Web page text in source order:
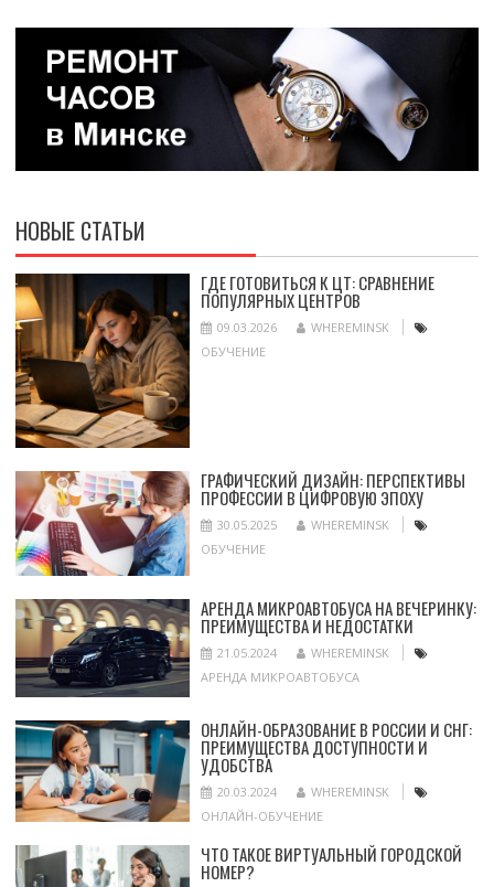
НОВЫЕ СТАТЬИ
ГДЕ ГОТОВИТЬСЯ К ЦТ: СРАВНЕНИЕ
ПОПУЛЯРНЫХ ЦЕНТРОВ
09.03.2026
WHEREMINSK
ОБУЧЕНИЕ
ГРАФИЧЕСКИЙ ДИЗАЙН: ПЕРСПЕКТИВЫ
ПРОФЕССИИ В ЦИФРОВУЮ ЭПОХУ
30.05.2025
WHEREMINSK
ОБУЧЕНИЕ
АРЕНДА МИКРОАВТОБУСА НА ВЕЧЕРИНКУ:
ПРЕИМУЩЕСТВА И НЕДОСТАТКИ
21.05.2024
WHEREMINSK
АРЕНДА МИКРОАВТОБУСА
ОНЛАЙН-ОБРАЗОВАНИЕ В РОССИИ И СНГ:
ПРЕИМУЩЕСТВА ДОСТУПНОСТИ И
УДОБСТВА
20.03.2024
WHEREMINSK
ОНЛАЙН-ОБУЧЕНИЕ
ЧТО ТАКОЕ ВИРТУАЛЬНЫЙ ГОРОДСКОЙ
НОМЕР?